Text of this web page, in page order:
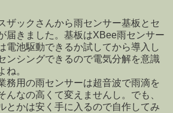
ックさんから雨センサー基板とセ
届きました。基板はXBee雨センサー
電池駆動できるか試してから導入し
ンシングできるので電気分解を意識
ね。
用の雨センサーは超音波で雨滴を
んなの高くて変えませんし。でも、
とかは安く手に入るので自作してみ